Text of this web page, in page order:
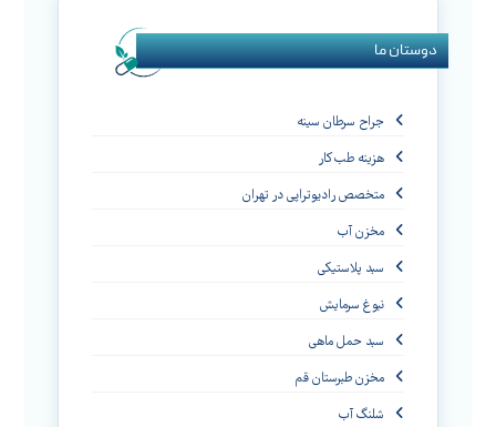
دوستان ما
جراح سرطان سینه
هزینه طب کار
متخصص رادیوتراپی در تهران
مخزن آب
سبد پلاستیکی
نبوغ سرمایش
سبد حمل ماهی
مخزن طبرستان قم
شلنگ آب